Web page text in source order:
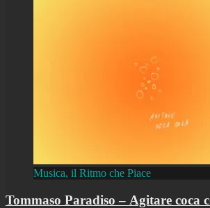
Musica, il Ritmo che Piace
Tommaso Paradiso – Agitare coca